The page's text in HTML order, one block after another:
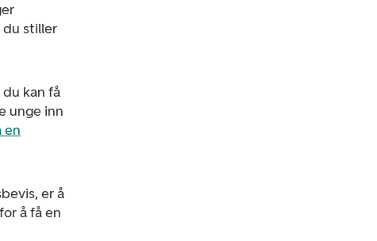
du stiller
kan få
unge inn
en
er å
for å få en